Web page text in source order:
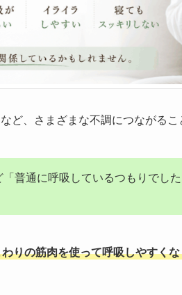
ど、さまざまな不調につながるこ
普通に呼吸しているつもりでし
りの筋肉を使って呼吸しやすく